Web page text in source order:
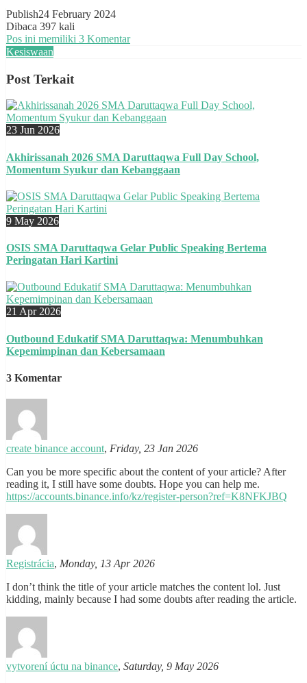
Publish24 February 2024
Dibaca 397 kali
Pos ini memiliki 3 Komentar
Kesiswaan
Post Terkait
23 Jun 2026
Akhirissanah 2026 SMA Daruttaqwa Full Day School,
Momentum Syukur dan Kebanggaan
9 May 2026
OSIS SMA Daruttaqwa Gelar Public Speaking Bertema
Peringatan Hari Kartini
21 Apr 2026
Outbound Edukatif SMA Daruttaqwa: Menumbuhkan
Kepemimpinan dan Kebersamaan
3 Komentar
create binance account, Friday, 23 Jan 2026
Can you be more specific about the content of your article? After
reading it, I still have some doubts. Hope you can help me.
https://accounts.binance.info/kz/register-person?ref=K8NFKJBQ
Registrácia, Monday, 13 Apr 2026
I don’t think the title of your article matches the content lol. Just
kidding, mainly because I had some doubts after reading the article.
vytvorení úctu na binance, Saturday, 9 May 2026